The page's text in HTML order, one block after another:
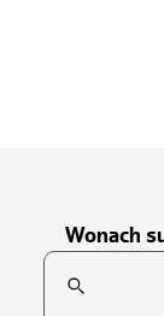
Wonach
Suchfeld